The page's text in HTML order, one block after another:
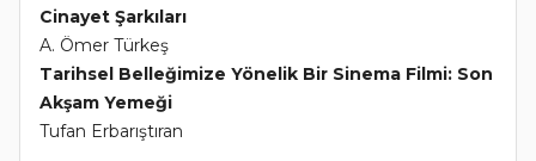
Cinayet Şarkıları
A. Ömer Türkeş
Tarihsel Belleğimize Yönelik Bir Sinema Filmi: Son
Akşam Yemeği
Tufan Erbarıştıran